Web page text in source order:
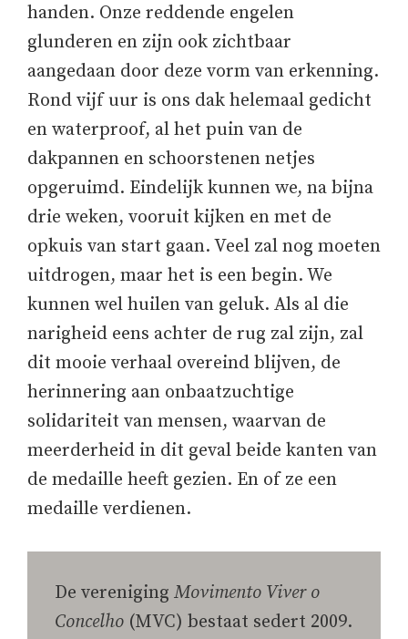
handen. Onze reddende engelen
glunderen en zijn ook zichtbaar
aangedaan door deze vorm van erkenning.
Rond vijf uur is ons dak helemaal gedicht
en waterproof, al het puin van de
dakpannen en schoorstenen netjes
opgeruimd. Eindelijk kunnen we, na bijna
drie weken, vooruit kijken en met de
opkuis van start gaan. Veel zal nog moeten
uitdrogen, maar het is een begin. We
kunnen wel huilen van geluk. Als al die
narigheid eens achter de rug zal zijn, zal
dit mooie verhaal overeind blijven, de
herinnering aan onbaatzuchtige
solidariteit van mensen, waarvan de
meerderheid in dit geval beide kanten van
de medaille heeft gezien. En of ze een
medaille verdienen.
De vereniging Movimento Viver o
Concelho (MVC) bestaat sedert 2009.